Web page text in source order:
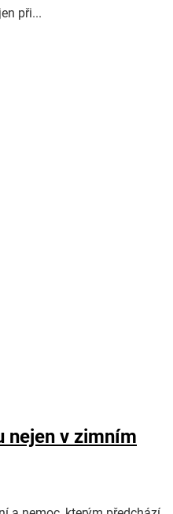
při...
nejen v zimním